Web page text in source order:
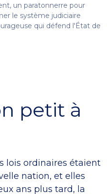
un paratonnerre pour
le système judiciaire
qui défend l'État de
petit à
lois ordinaires étaient
nation, et elles
ans plus tard, la